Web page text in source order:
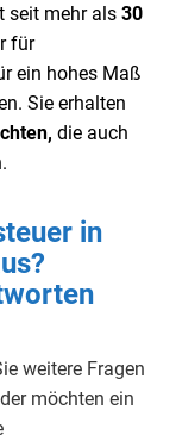
seit mehr als 30
für
ein hohes Maß
Sie erhalten
die auch
in
weitere Fragen
möchten ein